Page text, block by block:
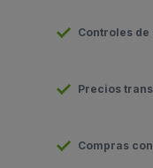
Controles
Precios
Compras